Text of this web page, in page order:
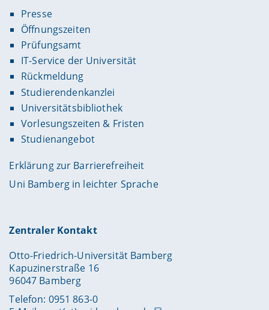
Presse
Öffnungszeiten
Prüfungsamt
IT-Service der Universität
Rückmeldung
Studierendenkanzlei
Universitätsbibliothek
Vorlesungszeiten & Fristen
Studienangebot
Erklärung zur Barrierefreiheit
Uni Bamberg in leichter Sprache
Zentraler Kontakt
Otto-Friedrich-Universität Bamberg
Kapuzinerstraße 16
96047 Bamberg
Telefon: 0951 863-0